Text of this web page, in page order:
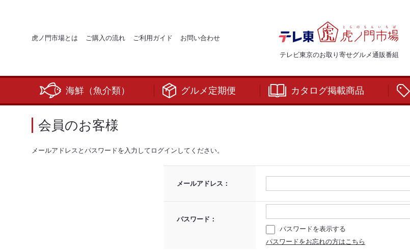
虎ノ門市場とは ご購入の流れ ご利用ガイド お問い合わせ
テレビ東京のお取り寄せグルメ通販番組
海鮮（魚介類） グルメ定期便 カタログ掲載商品
会員のお客様
メールアドレスとパスワードを入力してログインしてください。
メールアドレス：
パスワード：
パスワードを表示する
パスワードをお忘れの方はこちら